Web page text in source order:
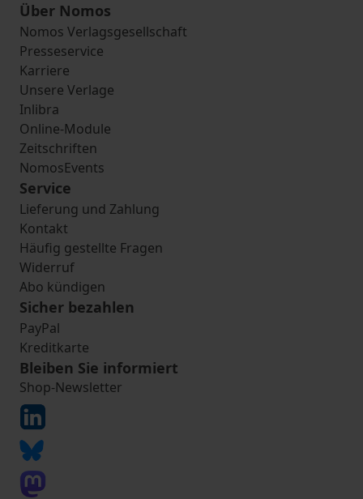
Über Nomos
Nomos Verlagsgesellschaft
Presseservice
Karriere
Unsere Verlage
Inlibra
Online-Module
Zeitschriften
NomosEvents
Service
Lieferung und Zahlung
Kontakt
Häufig gestellte Fragen
Widerruf
Abo kündigen
Sicher bezahlen
PayPal
Kreditkarte
Bleiben Sie informiert
Shop-Newsletter